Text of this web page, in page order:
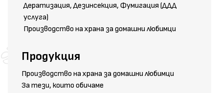
Дератизация, Дезинсекция, Фумигация (ДДД
услуга)
Производство на храна за домашни любимци
Продукция
Производство на храна за домашни любимци
За тези, които обичаме